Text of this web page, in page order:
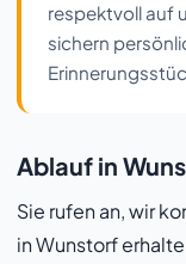
respektvoll auf
sichern
Ablauf in
Sie rufen an, wir
in Wunstorf